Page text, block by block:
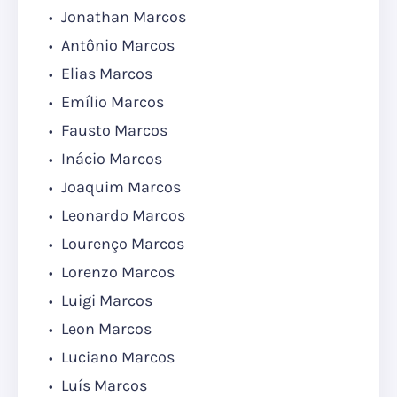
Jonathan Marcos
Antônio Marcos
Elias Marcos
Emílio Marcos
Fausto Marcos
Inácio Marcos
Joaquim Marcos
Leonardo Marcos
Lourenço Marcos
Lorenzo Marcos
Luigi Marcos
Leon Marcos
Luciano Marcos
Luís Marcos